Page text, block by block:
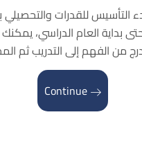
التأسيس للقدرات
بداية العام الدراسي،
الفهم إلى التدريب ثم
Continue